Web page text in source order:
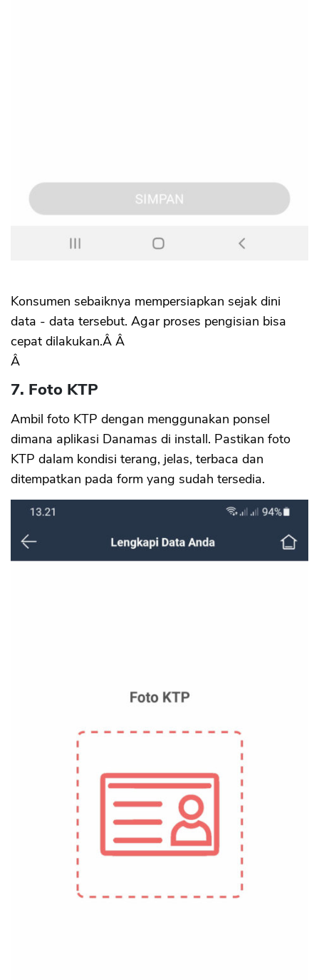
Konsumen sebaiknya mempersiapkan sejak dini
data - data tersebut. Agar proses pengisian bisa
cepat dilakukan.Â Â
Â
7. Foto KTP
Ambil foto KTP dengan menggunakan ponsel
dimana aplikasi Danamas di install. Pastikan foto
KTP dalam kondisi terang, jelas, terbaca dan
ditempatkan pada form yang sudah tersedia.